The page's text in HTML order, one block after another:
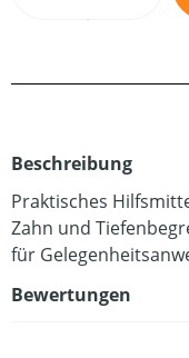
Beschreibung
Praktisches
Zahn und
für
Bewertungen